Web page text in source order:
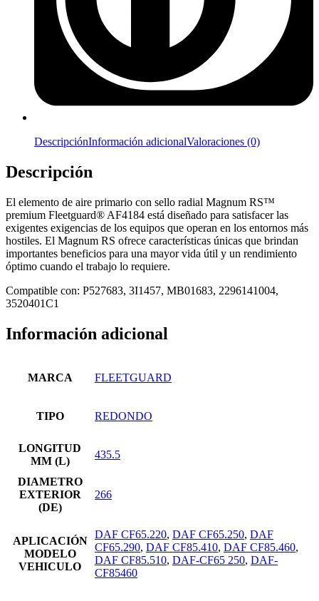
DescripciónInformación adicionalValoraciones (0)
Descripción
El elemento de aire primario con sello radial Magnum RS™
premium Fleetguard® AF4184 está diseñado para satisfacer las
exigentes exigencias de los equipos que operan en los entornos más
hostiles. El Magnum RS ofrece características únicas que brindan
importantes beneficios para una mayor vida útil y un rendimiento
óptimo cuando el trabajo lo requiere.
Compatible con: P527683, 3I1457, MB01683, 2296141004,
3520401C1
Información adicional
MARCA FLEETGUARD
TIPO REDONDO
LONGITUD
MM (L)
435.5
DIAMETRO
EXTERIOR
(DE)
266
APLICACIÓN
MODELO
VEHICULO
DAF CF65.220, DAF CF65.250, DAF
CF65.290, DAF CF85.410, DAF CF85.460,
DAF CF85.510, DAF-CF65 250, DAF-
CF85460